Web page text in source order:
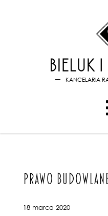
KANCELARIA
PRAWO
18 marca 2020